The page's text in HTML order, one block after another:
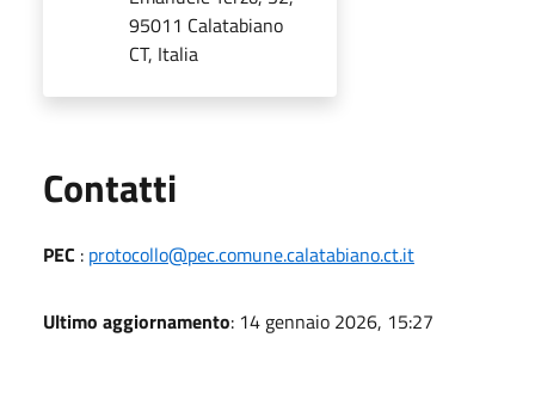
95011 Calatabiano
CT, Italia
Contatti
PEC : protocollo@pec.comune.calatabiano.ct.it
Ultimo aggiornamento: 14 gennaio 2026, 15:27